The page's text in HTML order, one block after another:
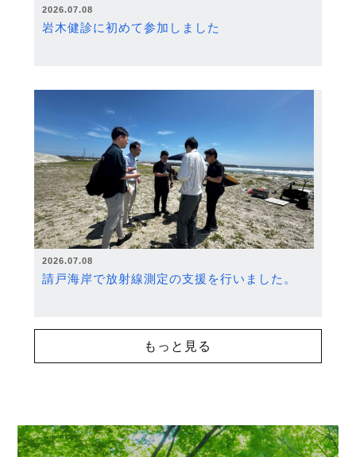
2026.07.08
岩木健診に初めて参加しました
2026.07.08
請戸海岸で放射線測定の支援を行いました。
もっと見る